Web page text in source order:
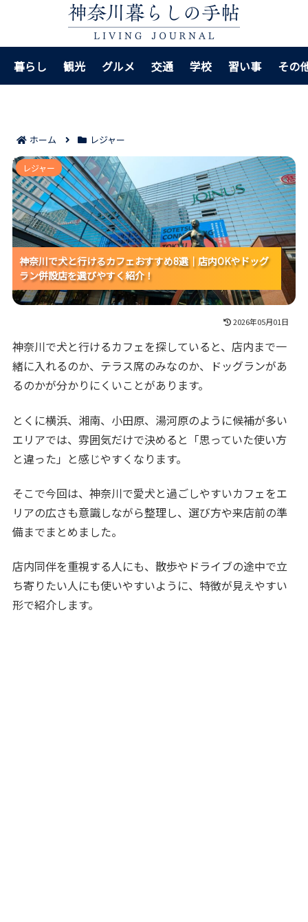
暮らし 観光 グルメ 交通 学校 習い事 その
ホーム レジャー
神奈川で犬と行けるカフェおすすめ8選｜店内OKやドッ
グラン併設店を選びやすく紹介！
神奈川で犬と行けるカフェおすすめ8選｜店内OKやドッグ
ラン併設店を選びやすく紹介！
神奈川で犬と行けるカフェおすすめ8選｜店内OKやドッグ
ラン併設店を選びやすく紹介！
神奈川で犬と行けるカフェおすすめ8選｜店内OKやドッグ
ラン併設店を選びやすく紹介！
レジャー
2026年05月01日
神奈川で犬と行けるカフェを探していると、店内まで一
緒に入れるのか、テラス席のみなのか、ドッグランがあ
るのかが分かりにくいことがあります。
とくに横浜、湘南、小田原、湯河原のように候補が多い
エリアでは、雰囲気だけで決めると「思っていた使い方
と違った」と感じやすくなります。
そこで今回は、神奈川で愛犬と過ごしやすいカフェをエ
リアの広さも意識しながら整理し、選び方や来店前の準
備までまとめました。
店内同伴を重視する人にも、散歩やドライブの途中で立
ち寄りたい人にも使いやすいように、特徴が見えやすい
形で紹介します。